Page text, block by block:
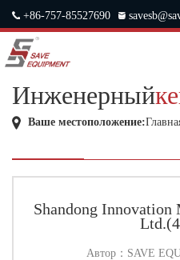
+86-757-85527690
Инженерный
Ваше местоположение:
Shandong Innovation
Автор： SAVE